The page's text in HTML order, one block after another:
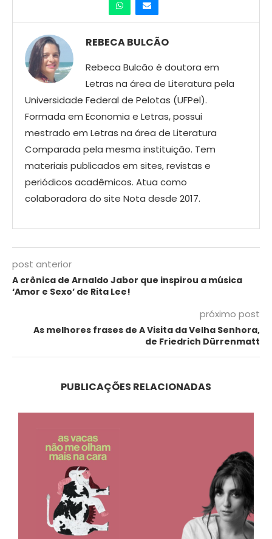
REBECA BULCÃO
Rebeca Bulcão é doutora em
Letras na área de Literatura pela
Universidade Federal de Pelotas (UFPel).
Formada em Economia e Letras, possui
mestrado em Letras na área de Literatura
Comparada pela mesma instituição. Tem
materiais publicados em sites, revistas e
periódicos acadêmicos. Atua como
colaboradora do site Nota desde 2017.
post anterior
A crônica de Arnaldo Jabor que inspirou a música
‘Amor e Sexo’ de Rita Lee!
próximo post
As melhores frases de A Visita da Velha Senhora,
de Friedrich Dürrenmatt
PUBLICAÇÕES RELACIONADAS